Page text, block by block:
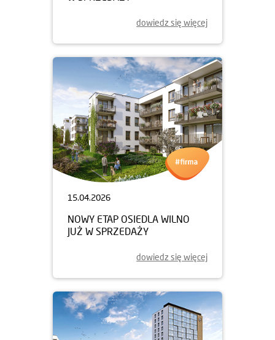
dowiedz się więcej
15.04.2026
NOWY ETAP OSIEDLA WILNO
JUŻ W SPRZEDAŻY
dowiedz się więcej